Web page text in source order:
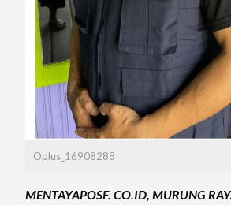
Oplus_16908288
MENTAYAPOSF. CO.ID, MURUNG